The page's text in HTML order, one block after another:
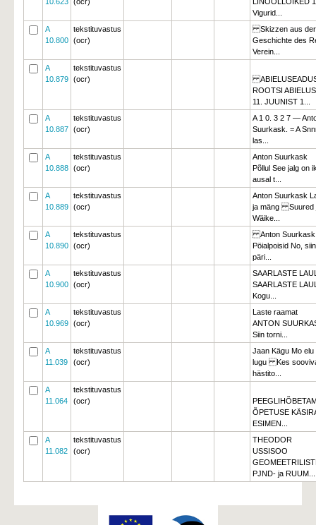
Vigurid...
A
10.800
tekstituvastus
(ocr)
Skizzen aus der
Geschichte des
Verein...
A
10.879
tekstituvastus
(ocr)
ROOTSI
11. JUUNIST 1...
A
10.887
tekstituvastus
(ocr)
A 1 0. 3 2 7 —
Suurkask. = A
las...
A
10.888
tekstituvastus
(ocr)
Anton Suurkask
Põllul See jalg on
ausal t...
A
10.889
tekstituvastus
(ocr)
Anton Suurkask
ja mäng Suured
Wäike...
A
10.890
tekstituvastus
(ocr)
Anton Suurkask
Pöialpoisid No,
päri...
A
10.900
tekstituvastus
(ocr)
SAARLASTE
SAARLASTE
Kogu...
A
10.969
tekstituvastus
(ocr)
Laste raamat
ANTON
Siin torni...
A
11.039
tekstituvastus
(ocr)
Jaan Kägu Mo elu
lugu Kes
hästito...
A
11.064
tekstituvastus
(ocr)
ÕPETUSE
ESIMEN...
A
11.082
tekstituvastus
(ocr)
THEODOR
USSISOO
PJND- ja RUUM...